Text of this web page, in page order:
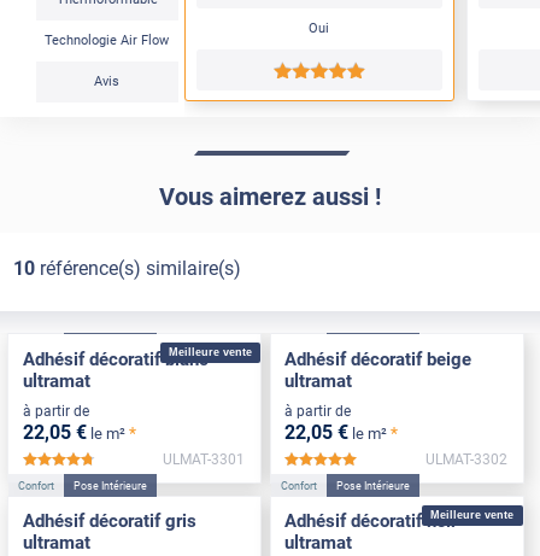
Technologie Air Flow
Avis
Oui
*****
Vous aimerez aussi !
10référence(s) similaire(s)
Meilleure vente
Adhésif décoratif blanc
ultramat
à partir de
22,05 € le m² *
*****
ULMAT-3301
Adhésif décoratif beige
ultramat
à partir de
22,05 € le m² *
ULMAT-3302
Confort Pose Intérieure
Adhésif décoratif gris
ultramat
Meilleure vente
Confort Pose Intérieure
Adhésif décoratif noir
ultramat